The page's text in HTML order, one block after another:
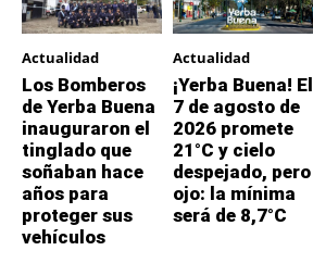
Actualidad
Los Bomberos
de Yerba Buena
inauguraron el
tinglado que
soñaban hace
años para
proteger sus
vehículos
Actualidad
¡Yerba Buena! El
7 de agosto de
2026 promete
21°C y cielo
despejado, pero
ojo: la mínima
será de 8,7°C